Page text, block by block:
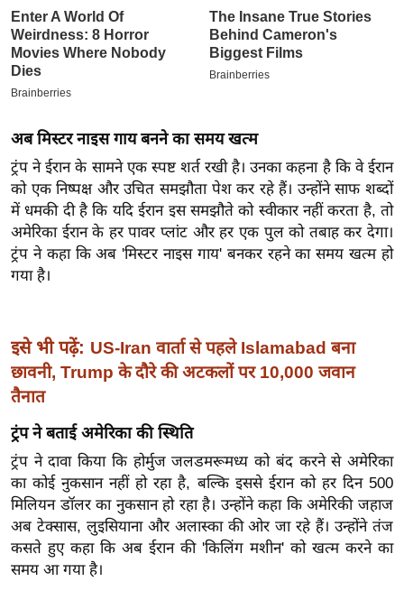
क्रि
के
ट
I
L
2
0
2
6
क्रा
ई
-
पे
र
मि
सा
ल
बे
मि
अब मिस्टर नाइस गाय बनने का समय खत्म
ट्रंप ने ईरान के सामने एक स्पष्ट शर्त रखी है। उनका कहना है कि वे ईरान
को एक निष्पक्ष और उचित समझौता पेश कर रहे हैं। उन्होंने साफ शब्दों
में धमकी दी है कि यदि ईरान इस समझौते को स्वीकार नहीं करता है, तो
अमेरिका ईरान के हर पावर प्लांट और हर एक पुल को तबाह कर देगा।
ट्रंप ने कहा कि अब 'मिस्टर नाइस गाय' बनकर रहने का समय खत्म हो
गया है।
इसे भी पढ़ें: US-Iran वार्ता से पहले Islamabad बना
छावनी, Trump के दौरे की अटकलों पर 10,000 जवान
तैनात
ट्रंप ने बताई अमेरिका की स्थिति
ट्रंप ने दावा किया कि होर्मुज जलडमरूमध्य को बंद करने से अमेरिका
का कोई नुकसान नहीं हो रहा है, बल्कि इससे ईरान को हर दिन 500
मिलियन डॉलर का नुकसान हो रहा है। उन्होंने कहा कि अमेरिकी जहाज
अब टेक्सास, लुइसियाना और अलास्का की ओर जा रहे हैं। उन्होंने तंज
कसते हुए कहा कि अब ईरान की 'किलिंग मशीन' को खत्म करने का
समय आ गया है।